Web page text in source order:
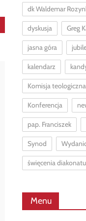
dk Waldemar
dyskusja Greg
jasna góra
kalendarz
Komisja teologiczna
Konferencja
pap. Franciszek
Synod
święcenia diakonatu
Menu